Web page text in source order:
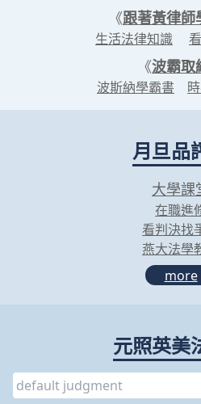
《跟著黃律師
生活法律知識
《波霸取
波斯納學霸書
月旦品
大學課
在職進
看判決找
燕大法學
more
元照英美